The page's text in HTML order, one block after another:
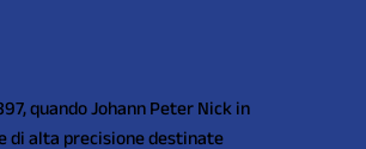
quando Johann Peter Nick in
di alta precisione destinate